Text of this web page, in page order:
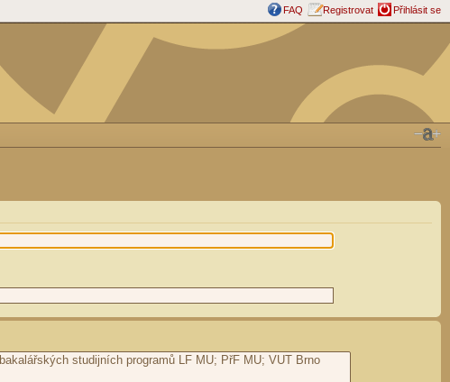
FAQ Registrovat Přihlásit se